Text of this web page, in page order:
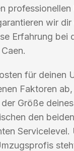
professionellen
wir
Erfahrung bei
für deinen
Faktoren
Größe
den
Servicelevel.